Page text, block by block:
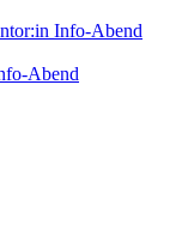
Info-Abend
Abend